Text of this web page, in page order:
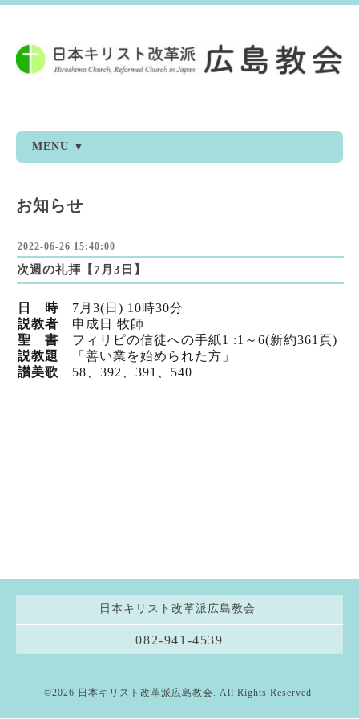
MENU ▼
お知らせ
2022-06-26 15:40:00
次週の礼拝【7月3日】
日 時 7 月3(日) 10時30分
説教者 申成日 牧師
聖 書 フィリピの信徒への手紙1 :1～6(新約361頁)
説教題
「善い業を始められた方」
讃美歌 58、392、391、540
日本キリスト改革派広島教会
082-941-4539
©2026 日本キリスト改革派広島教会. All Rights Reserved.